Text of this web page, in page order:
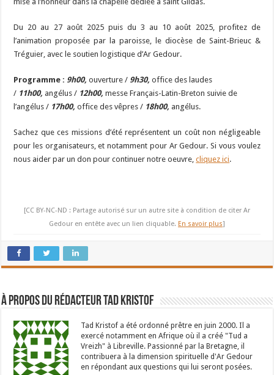
Du 20 au 27 août 2025 puis du 3 au 10 août 2025, profitez de
l’animation proposée par la paroisse, le diocèse de Saint-Brieuc &
Tréguier, avec le soutien logistique d’Ar Gedour.
Programme : 9h00, ouverture / 9h30, office des laudes
/ 11h00, angélus / 12h00, messe Français-Latin-Breton suivie de
l’angélus / 17h00, office des vêpres / 18h00, angélus.
Sachez que ces missions d’été représentent un coût non négligeable
pour les organisateurs, et notamment pour Ar Gedour. Si vous voulez
nous aider par un don pour continuer notre oeuvre,cliquez ici.
[CC BY-NC-ND : Partage autorisé sur un autre site à condition de citer Ar
Gedour en entête avec un lien cliquable. En savoir plus]
À propos du rédacteur Tad Kristof
Tad Kristof a été ordonné prêtre en juin 2000. Il a
exercé notamment en Afrique où il a créé "Tud a
Vreizh" à Libreville. Passionné par la Bretagne, il
contribuera à la dimension spirituelle d'Ar Gedour
en répondant aux questions qui lui seront posées.